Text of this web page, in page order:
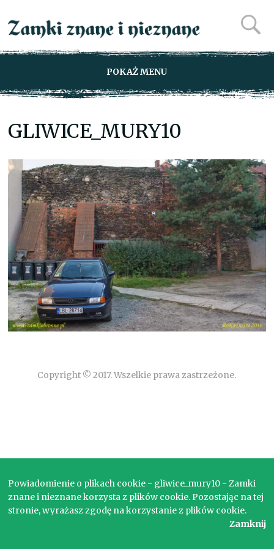
POKAŻ MENU
GLIWICE_MURY10
Copyright © 2017. Wszelkie prawa zastrzeżone.
Powiadomienie o plikach cookie - gliwice_mury10 - Zamki
znane i nieznane korzysta z plików cookie. Pozostając na tej
stronie, wyrażasz zgodę na korzystanie z plików cookie.
Zamknij